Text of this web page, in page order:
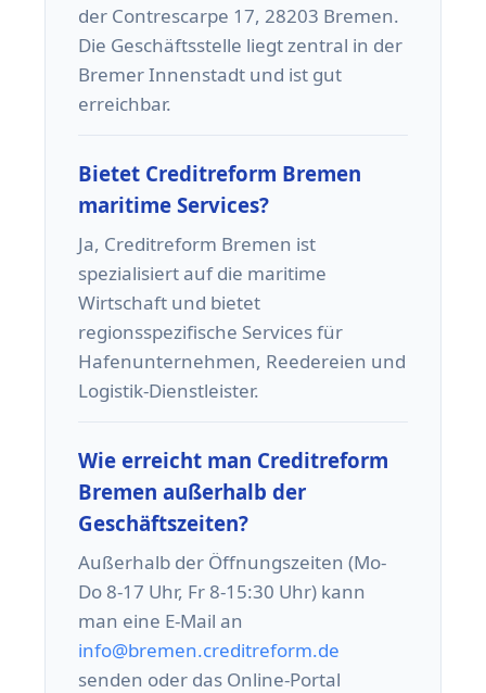
der Contrescarpe 17, 28203 Bremen.
Die Geschäftsstelle liegt zentral in der
Bremer Innenstadt und ist gut
erreichbar.
Bietet Creditreform Bremen
maritime Services?
Ja, Creditreform Bremen ist
spezialisiert auf die maritime
Wirtschaft und bietet
regionsspezifische Services für
Hafenunternehmen, Reedereien und
Logistik-Dienstleister.
Wie erreicht man Creditreform
Bremen außerhalb der
Geschäftszeiten?
Außerhalb der Öffnungszeiten (Mo-
Do 8-17 Uhr, Fr 8-15:30 Uhr) kann
man eine E-Mail an
info@bremen.creditreform.de
senden oder das Online-Portal